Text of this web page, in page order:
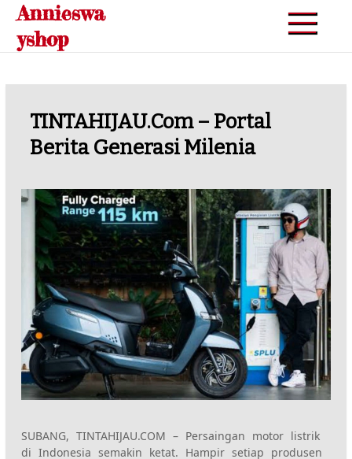
Skip
content
Annieswa
yshop
TINTAHIJAU.com – Portal
Berita Generasi Milenia
SUBANG, TINTAHIJAU.COM – Persaingan motor listrik
di Indonesia semakin ketat. Hampir setiap produsen